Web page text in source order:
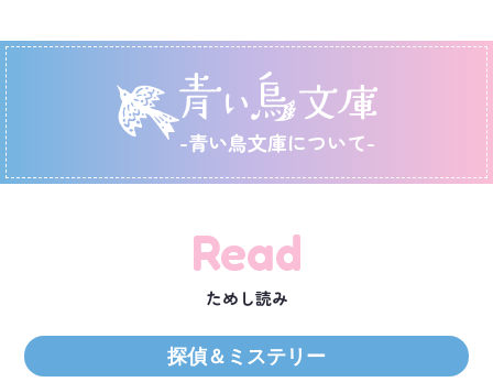
-青い鳥文庫について-
Read
ためし読み
探偵＆ミステリー